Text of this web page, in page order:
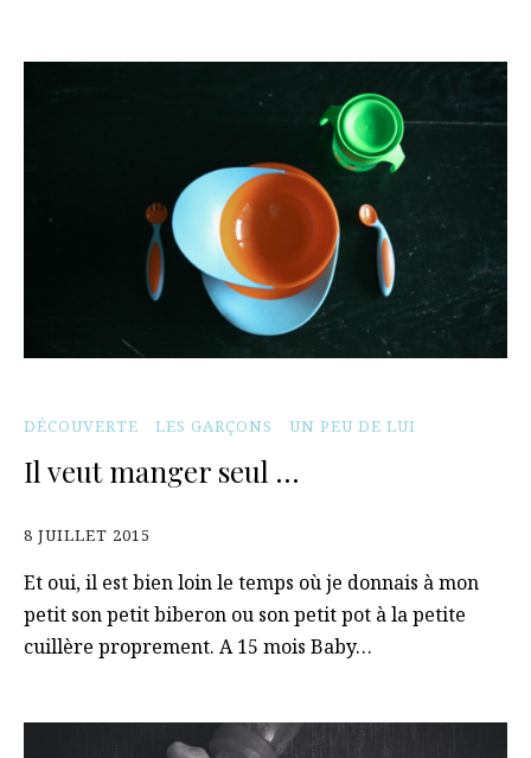
DÉCOUVERTE LES GARÇONS UN PEU DE LUI
Il veut manger seul …
8 JUILLET 2015
Et oui, il est bien loin le temps où je donnais à mon
petit son petit biberon ou son petit pot à la petite
cuillère proprement. A 15 mois Baby…